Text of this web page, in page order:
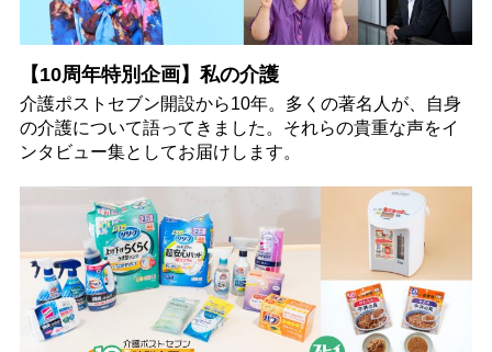
【10周年特別企画】私の介護
介護ポストセブン開設から10年。多くの著名人が、自身
の介護について語ってきました。それらの貴重な声をイ
ンタビュー集としてお届けします。